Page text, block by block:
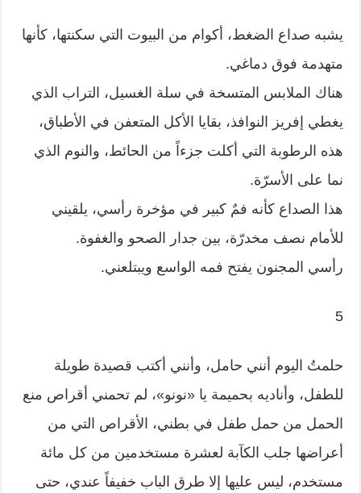
يشبه صداع الضغط، أكوام من البيوت التي سكنتها، كأنها
متهدمة فوق دماغي.
هناك الملابس المتسخة في سلة الغسيل، التراب الذي
يغطي إفريز النوافذ، بقايا الأكل المتعفن في الأطباق،
هذه الرطوبة التي أكلت جزءاً من الحائط، والنوم الذي
نما على الأسرّة.
هذا الصداع كأنه فمٌ كبير في مؤخرة رأسي، يلقيني
للأمام نصف مخدرّة، بين جدار الصحو والغفوة.
رأسي المجنون يفتح فمه الواسع ويبتلعني.
5
حلمتُ اليوم أنني حامل، وأنني أكتب قصيدة طويلة
للطفل، وأناديه بحميمة يا «نونو»، لم تحمني أقراص منع
الحمل من حمل طفل في بطني، الأقراص التي من
أعراضها جلب الكآبة لعشرة مستخدمين من كل مائة
مستخدم، ليس عليها إلا طرق الباب خفيفاً عندي، حتى